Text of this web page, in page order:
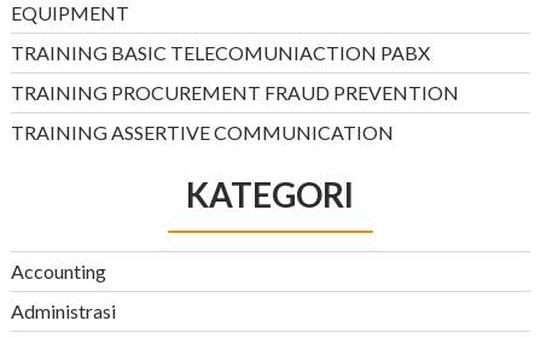
EQUIPMENT
TRAINING BASIC TELECOMUNIACTION PABX
TRAINING PROCUREMENT FRAUD PREVENTION
TRAINING ASSERTIVE COMMUNICATION
KATEGORI
Accounting
Administrasi